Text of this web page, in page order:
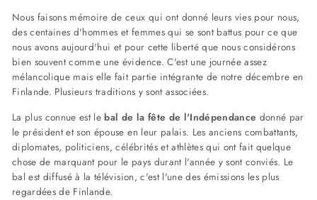
Nous faisons mémoire de ceux qui ont donné leurs vies pour nous,
des centaines d'hommes et femmes qui se sont battus pour ce que
nous avons aujourd'hui et pour cette liberté que nous considérons
bien souvent comme une évidence. C'est une journée assez
mélancolique mais elle fait partie intégrante de notre décembre en
Finlande. Plusieurs traditions y sont associées.
La plus connue est lebal de la fête de l'Indépendance donné par
le président et son épouse en leur palais. Les anciens combattants,
diplomates, politiciens, célébrités et athlètes qui ont fait quelque
chose de marquant pour le pays durant l'année y sont conviés. Le
bal est diffusé à la télévision, c'est l'une des émissions les plus
regardées de Finlande.